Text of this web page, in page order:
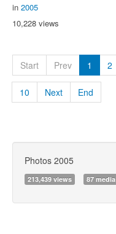
in 2005
10,228 views
Start Prev 1 2
10 Next End
Photos 2005
213,439 views 87 media